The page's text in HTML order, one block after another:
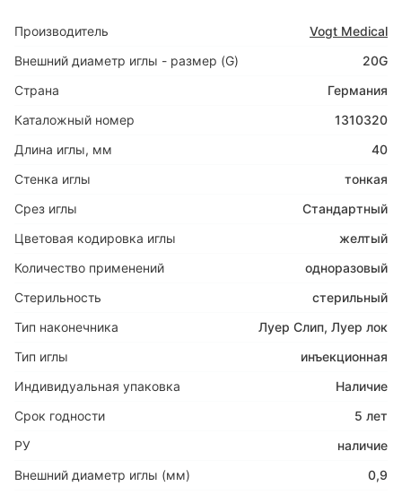
Производитель
Vogt Medical
Внешний диаметр иглы - размер (G)
20G
Страна
Германия
Каталожный номер
1310320
Длина иглы, мм
40
Стенка иглы
тонкая
Срез иглы
Стандартный
Цветовая кодировка иглы
желтый
Количество применений
одноразовый
Стерильность
стерильный
Тип наконечника
Луер Слип, Луер лок
Тип иглы
инъекционная
Индивидуальная упаковка
Наличие
Срок годности
5 лет
РУ
наличие
Внешний диаметр иглы (мм)
0,9